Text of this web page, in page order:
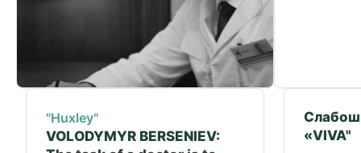
"Huxley"
VOLODYMYR BERSENIEV:
«VIVA"